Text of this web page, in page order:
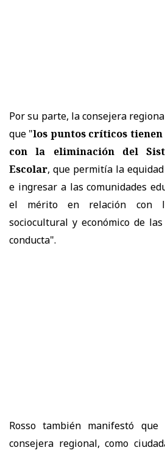
Por su parte, la consejera
que "los puntos críticos
con la eliminación del
Escolar, que permitía la
e ingresar a las comunidades
el mérito en relación con
sociocultural y económico de
conducta".
Rosso también manifestó que
consejera regional, como